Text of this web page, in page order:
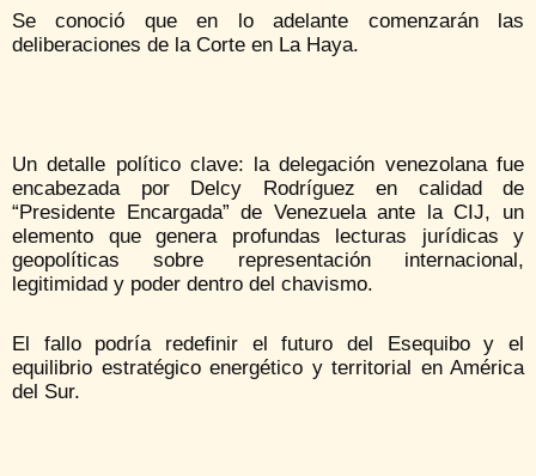
Se conoció que en lo adelante comenzarán las
deliberaciones de la Corte en La Haya.
Un detalle político clave: la delegación venezolana fue
encabezada por Delcy Rodríguez en calidad de
“Presidente Encargada” de Venezuela ante la CIJ, un
elemento que genera profundas lecturas jurídicas y
geopolíticas sobre representación internacional,
legitimidad y poder dentro del chavismo.
El fallo podría redefinir el futuro del Esequibo y el
equilibrio estratégico energético y territorial en América
del Sur.